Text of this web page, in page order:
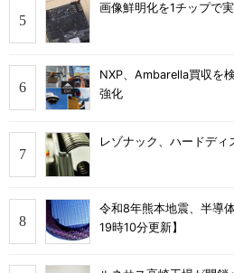
画像鮮明化を1チップで
NXP、Ambarella買収を
強化
レゾナック、ハードデ
令和8年熊本地震、半導
19時10分更新】